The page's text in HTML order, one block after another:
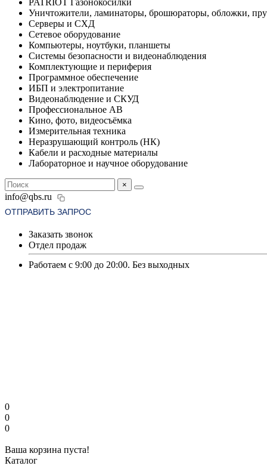
PATRIOT Газонокосилки
Уничтожители, ламинаторы, брошюраторы, обложки,
Серверы и СХД
Сетевое оборудование
Компьютеры, ноутбуки, планшеты
Системы безопасности и видеонаблюдения
Комплектующие и периферия
Программное обеспечение
ИБП и электропитание
Видеонаблюдение и СКУД
Профессиональное АВ
Кино, фото, видеосъёмка
Измерительная техника
Неразрушающий контроль (НК)
Кабели и расходные материалы
Лабораторное и научное оборудование
×
info@qbs.ru
ОТПРАВИТЬ ЗАПРОС
Заказать звонок
Отдел продаж
Работаем с 9:00 до 20:00. Без выходных
0
0
0
Ваша корзина пуста!
Каталог